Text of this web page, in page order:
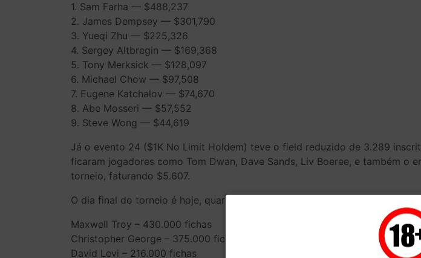
1. Sam Farha — $488,237
2. James Dempsey — $301,790
3. Yueqi Zhu — $225,326
4. Sergey Altbregin — $169,368
5. Tony Merksick — $128,097
6. Michael Chow — $97,508
7. Eugene Katchalov — $74,670
8. Abe Mosseri — $57,552
9. Steve Wong — $44,619
Já o evento 24 ($1K No Limit Holdem) teve o field reduzido de 3.289
ficaram jogadores como Tom Dwan, Dave Sands, Liv Boeree, e também
torneio, faturando $5.607.
O dia final do torneio é hoje, quarta feira. Confira a seguir os 10 melhores
Maxwell Troy – 430.000 fichas
Christopher George – 375.000 fichas
David Levi – 216.000 fichas